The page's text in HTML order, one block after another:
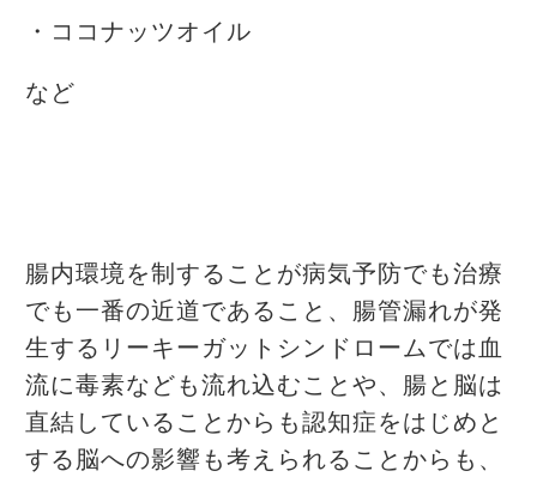
・ココナッツオイル
など
腸内環境を制することが病気予防でも治療
でも一番の近道であること、腸管漏れが発
生するリーキーガットシンドロームでは血
流に毒素なども流れ込むことや、腸と脳は
直結していることからも認知症をはじめと
する脳への影響も考えられることからも、